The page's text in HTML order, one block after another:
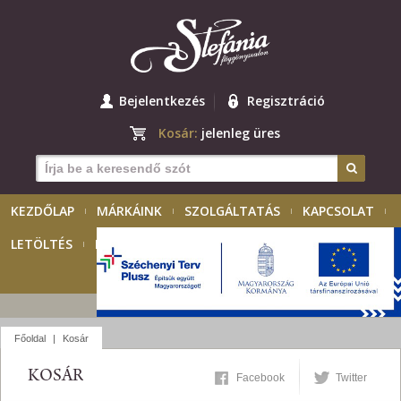
Bejelentkezés
Regisztráció
Kosár: jelenleg üres
KEZDŐLAP MÁRKÁINK SZOLGÁLTATÁS
KAPCSOLAT
LETÖLTÉS
KIÁLLÍTÁSOK PÁLYÁZAT
MAGYAR
Főoldal | Kosár
KOSÁR Facebook Twitter